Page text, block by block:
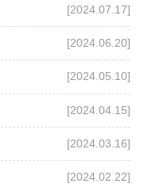
[2024.07.17]
[2024.06.20]
[2024.05.10]
[2024.04.15]
[2024.03.16]
[2024.02.22]